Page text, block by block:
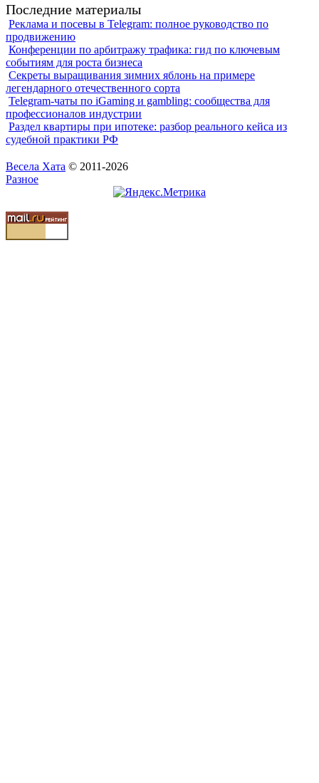
Последние материалы
Реклама и посевы в Telegram: полное руководство по
продвижению
Конференции по арбитражу трафика: гид по ключевым
событиям для роста бизнеса
Секреты выращивания зимних яблонь на примере
легендарного отечественного сорта
Telegram-чаты по iGaming и gambling: сообщества для
профессионалов индустрии
Раздел квартиры при ипотеке: разбор реального кейса из
судебной практики РФ
Весела Хата © 2011-2026
Разное